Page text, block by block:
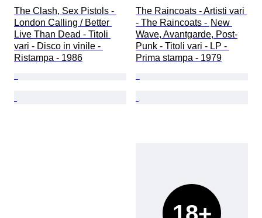
The Clash, Sex Pistols -
London Calling / Better
Live Than Dead - Titoli
vari - Disco in vinile -
Ristampa - 1986
The Raincoats - Artisti vari
- The Raincoats - 	New
Wave, Avantgarde, Post-
Punk - Titoli vari - LP -
Prima stampa - 1979